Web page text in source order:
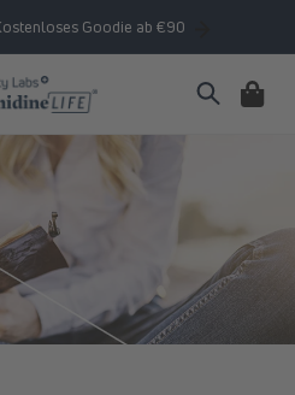
Goodie ab €90
Warenkorb